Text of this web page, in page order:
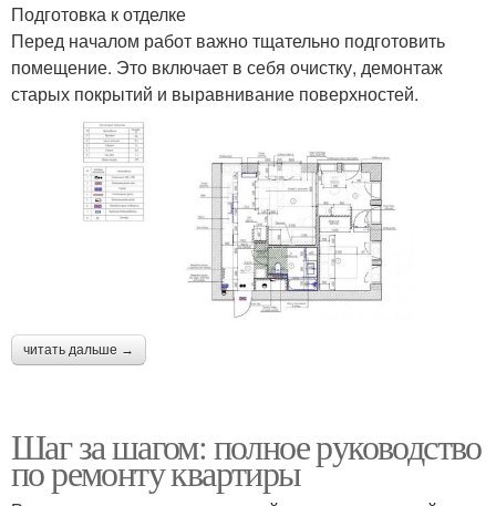
Подготовка к отделке
Перед началом работ важно тщательно подготовить
помещение. Это включает в себя очистку, демонтаж
старых покрытий и выравнивание поверхностей.
читать дальше →
Шаг за шагом: полное руководство
по ремонту квартиры